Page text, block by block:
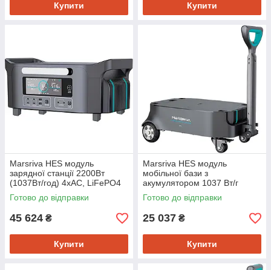
Купити Купити
Marsriva HES модуль
зарядної станції 2200Вт
(1037Вт/год) 4xAC, LiFePO4
Готово до відправки
45 624 ₴
Купити
Marsriva HES модуль
мобільної бази з
акумулятором 1037 Вт/г
LiFePO4
Готово до відправки
25 037 ₴
Купити